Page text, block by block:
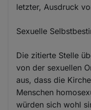
letzter, Ausdruck
Sexuelle
Die zitierte Stelle
von der sexuellen
aus, dass die
Menschen
würden sich wohl